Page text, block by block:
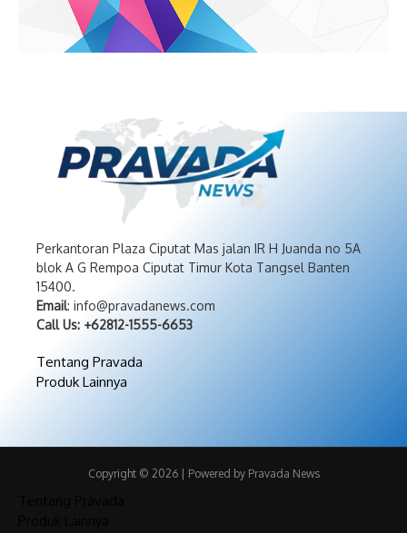
Perkantoran Plaza Ciputat Mas jalan IR H Juanda no 5A
blok A G Rempoa Ciputat Timur Kota Tangsel Banten
15400.
Email: info@pravadanews.com
Call Us: +62812-1555-6653
Tentang Pravada
Produk Lainnya
Copyright © 2026 | Powered by Pravada News